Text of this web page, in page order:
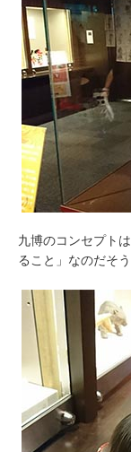
九博のコンセプト
ること」なのだそう